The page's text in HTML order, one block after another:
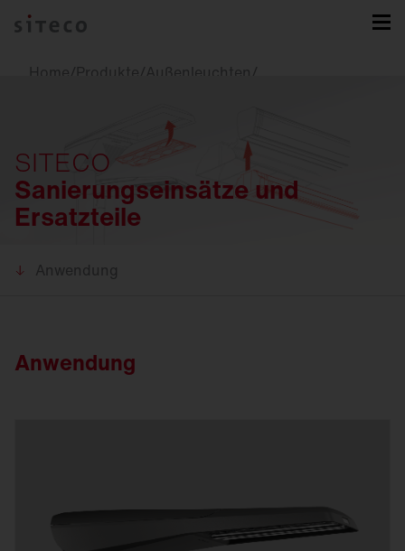
Home/Produkte/Außenleuchten/
SITECO
Sanierungseinsätze und
Ersatzteile
Anwendung
Anwendung